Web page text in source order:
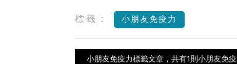
標籤： 小朋友免疫力
小朋友免疫力標籤文章，共有1則小朋友免